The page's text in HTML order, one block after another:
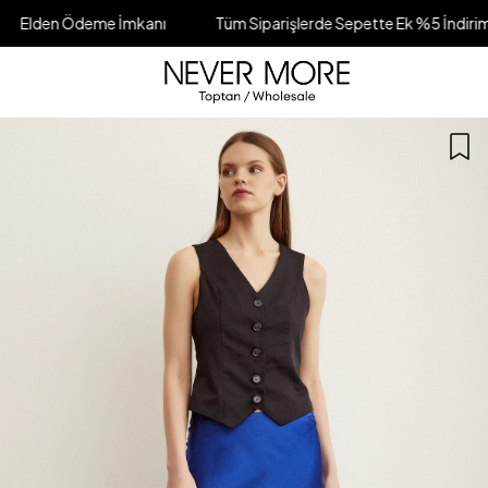
İmkanı Tüm Siparişlerde Sepette Ek %5 İndirim